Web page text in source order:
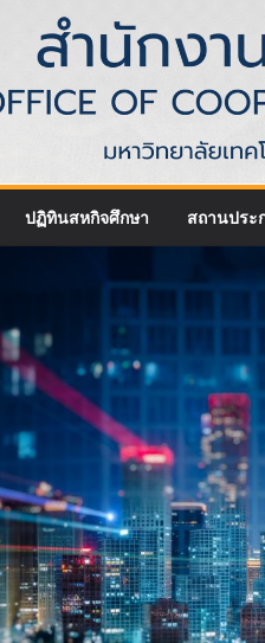
ปฏิทินสหกิจศึกษา สถานประ